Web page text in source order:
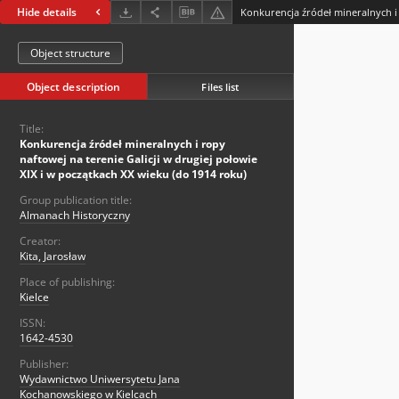
Hide details
Object structure
Object description Files list
Title:
Konkurencja źródeł mineralnych i ropy
naftowej na terenie Galicji w drugiej połowie
XIX i w początkach XX wieku (do 1914 roku)
Group publication title:
Almanach Historyczny
Creator:
Kita, Jarosław
Place of publishing:
Kielce
ISSN:
1642-4530
Publisher:
Wydawnictwo Uniwersytetu Jana
Kochanowskiego w Kielcach